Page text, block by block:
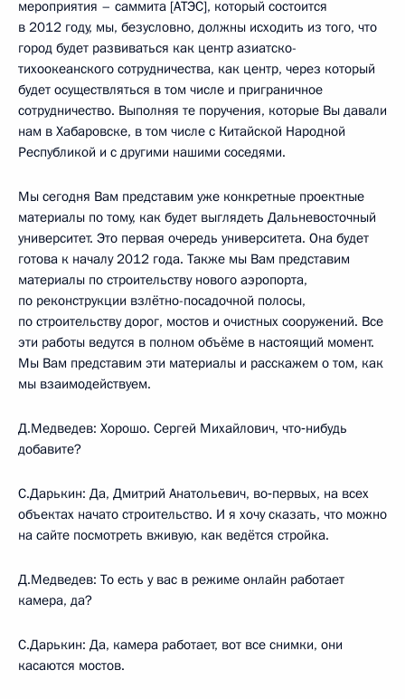
мероприятия – саммита [АТЭС], который состоится
в 2012 году, мы, безусловно, должны исходить из того, что
город будет развиваться как центр азиатско-
тихоокеанского сотрудничества, как центр, через который
будет осуществляться в том числе и приграничное
сотрудничество. Выполняя те поручения, которые Вы давали
нам в Хабаровске, в том числе с Китайской Народной
Республикой и с другими нашими соседями.
Мы сегодня Вам представим уже конкретные проектные
материалы по тому, как будет выглядеть Дальневосточный
университет. Это первая очередь университета. Она будет
готова к началу 2012 года. Также мы Вам представим
материалы по строительству нового аэропорта,
по реконструкции взлётно-посадочной полосы,
по строительству дорог, мостов и очистных сооружений. Все
эти работы ведутся в полном объёме в настоящий момент.
Мы Вам представим эти материалы и расскажем о том, как
мы взаимодействуем.
Д.Медведев: Хорошо. Сергей Михайлович, что‑нибудь
добавите?
С.Дарькин: Да, Дмитрий Анатольевич, во‑первых, на всех
объектах начато строительство. И я хочу сказать, что можно
на сайте посмотреть вживую, как ведётся стройка.
Д.Медведев: То есть у вас в режиме онлайн работает
камера, да?
С.Дарькин: Да, камера работает, вот все снимки, они
касаются мостов.